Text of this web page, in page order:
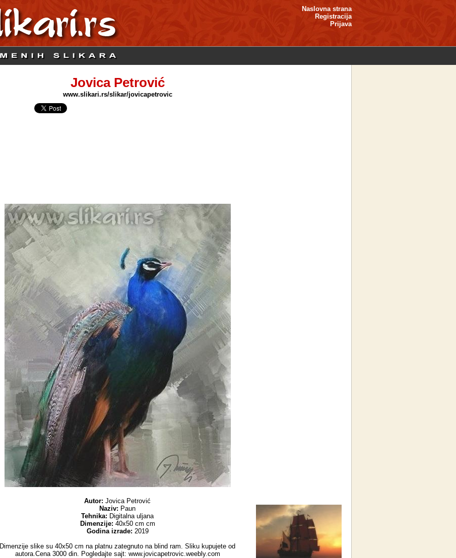
Naslovna strana
Registracija
Prijava
Jovica Petrović
www.slikari.rs/slikar/jovicapetrovic
Autor: Jovica Petrović
Naziv: Paun
Tehnika: Digitalna uljana
Dimenzije: 40x50 cm cm
Godina izrade: 2019
Dimenzije slike su 40x50 cm na platnu zategnuto na blind ram. Sliku kupujete od
autora.Cena 3000 din. Pogledajte sajt: www.jovicapetrovic.weebly.com